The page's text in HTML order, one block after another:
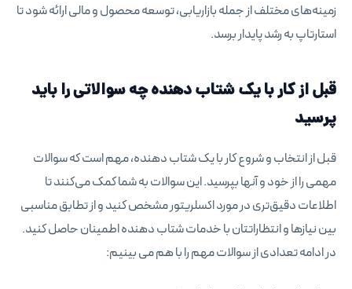
زمینه‌های مختلف از جمله بازاریابی، توسعه محصول و مالی ارائه شود تا
استارتاپ به رشد پایدار برسد.
قبل از کار با یک شتاب دهنده چه سوالاتی را باید
پرسید
قبل از انتخاب و شروع کار با یک شتاب دهنده، مهم است که سوالات
مهمی را از خود و آنها بپرسید. این سوالات به شما کمک می‌کنند تا
اطلاعات دقیق‌تری در مورد اکسلریتور مشخص کنید و از تطابق مناسبی
بین نیازها و انتظاراتتان با خدمات شتاب دهنده اطمینان حاصل کنید.
در ادامه تعدادی از سوالات مهم را با هم می بینیم: